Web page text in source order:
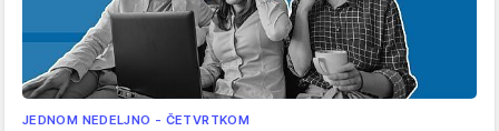
JEDNOM NEDELJNO - ČETVRTKOM